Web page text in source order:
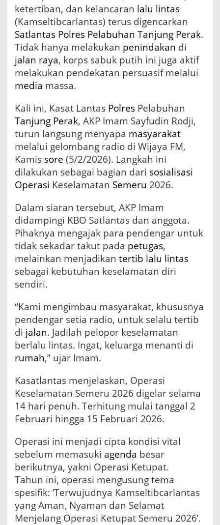
h
n
T
a
n
j
u
e
k
A
j
a
k
W
g
a
J
a
d
i
P
e
p
o
r
T
e
t
b
a
u
n
t
a
ketertiban, dan kelancaran lalu lintas
(Kamseltibcarlantas) terus digencarkan
Satlantas Polres Pelabuhan Tanjung Perak.
Tidak hanya melakukan penindakan di
jalan raya, korps sabuk putih ini juga aktif
melakukan pendekatan persuasif melalui
media massa.
Kali ini, Kasat Lantas Polres Pelabuhan
Tanjung Perak, AKP Imam Sayfudin Rodji,
turun langsung menyapa masyarakat
melalui gelombang radio di Wijaya FM,
Kamis sore (5/2/2026). Langkah ini
dilakukan sebagai bagian dari sosialisasi
Operasi Keselamatan Semeru 2026.
Dalam siaran tersebut, AKP Imam
didampingi KBO Satlantas dan anggota.
Pihaknya mengajak para pendengar untuk
tidak sekadar takut pada petugas,
melainkan menjadikan tertib lalu lintas
sebagai kebutuhan keselamatan diri
sendiri.
“Kami mengimbau masyarakat, khususnya
pendengar setia radio, untuk selalu tertib
di jalan. Jadilah pelopor keselamatan
berlalu lintas. Ingat, keluarga menanti di
rumah,” ujar Imam.
Kasatlantas menjelaskan, Operasi
Keselamatan Semeru 2026 digelar selama
14 hari penuh. Terhitung mulai tanggal 2
Februari hingga 15 Februari 2026.
Operasi ini menjadi cipta kondisi vital
sebelum memasuki agenda besar
berikutnya, yakni Operasi Ketupat.
Tahun ini, operasi mengusung tema
spesifik: ‘Terwujudnya Kamseltibcarlantas
yang Aman, Nyaman dan Selamat
Menjelang Operasi Ketupat Semeru 2026’.